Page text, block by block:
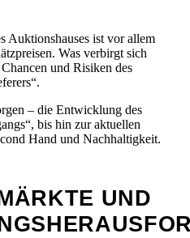
Auktionshauses ist vor allem
Was verbirgt sich
und Risiken des
– die Entwicklung des
bis hin zur aktuellen
Hand und Nachhaltigkeit.
UND